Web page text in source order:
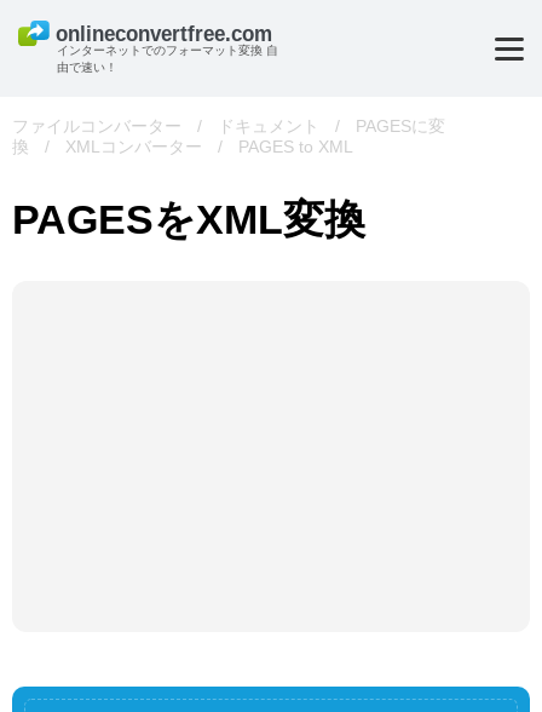
インターネットでのフォーマット変換 自
由で速い！
ファイルコンバーター / ドキュメント /
PAGESに変
換
/ XMLコンバーター / PAGES to XML
PAGESをXML変換